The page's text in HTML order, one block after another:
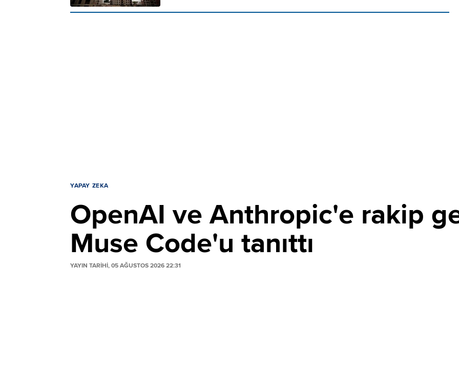
YAPAY ZEKA
OpenAI ve Anthropic'e rakip
Muse Code'u tanıttı
YAYIN TARİHİ, 05 AĞUSTOS 2026 22:31